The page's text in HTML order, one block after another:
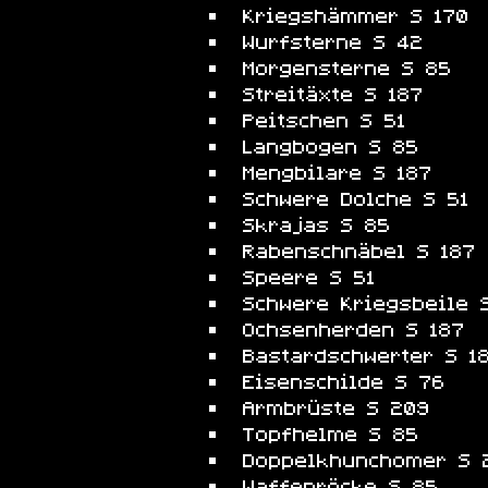
Kriegshämmer S 170
Wurfsterne S 42
Morgensterne S 85
Streitäxte S 187
Peitschen S 51
Langbogen S 85
Mengbilare S 187
Schwere Dolche S 51
Skrajas S 85
Rabenschnäbel S 187
Speere S 51
Schwere Kriegsbeile
Ochsenherden S 187
Bastardschwerter S
Eisenschilde S 76
Armbrüste S 209
Topfhelme S 85
Doppelkhunchomer S